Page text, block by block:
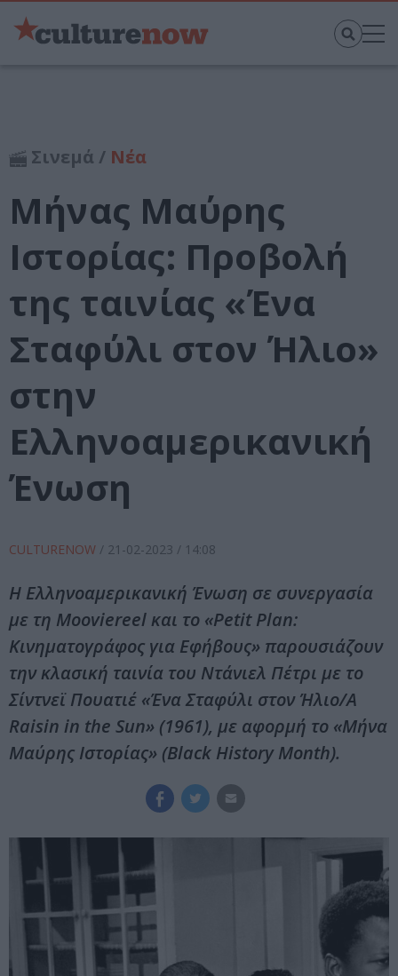
Σινεμά / Νέα
Μήνας Μαύρης
Ιστορίας: Προβολή
της ταινίας «Ένα
Σταφύλι στον Ήλιο»
στην
Ελληνοαμερικανική
Ένωση
CULTURENOW / 21-02-2023 / 14:08
Η Ελληνοαμερικανική Ένωση σε συνεργασία
με τη Mooviereel και το «Petit Plan:
Κινηματογράφος για Εφήβους» παρουσιάζουν
την κλασική ταινία του Ντάνιελ Πέτρι με το
Σίντνεϊ Πουατιέ «Ένα Σταφύλι στον Ήλιο/A
Raisin in the Sun» (1961), με αφορμή το «Μήνα
Μαύρης Ιστορίας» (Black History Month).